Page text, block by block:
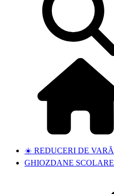
☀️ REDUCERI DE VARĂ
GHIOZDANE SCOLARE